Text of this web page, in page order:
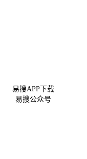
易搜APP下载
易搜公众号